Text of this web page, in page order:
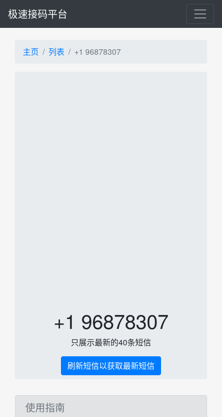
极速接码平台
主页 列表 +1 96878307
+1 96878307
只展示最新的40条短信
刷新短信以获取最新短信
使用指南